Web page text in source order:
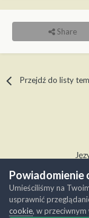
Share
Przejdź do listy
Powiadomienie
Umieściliśmy na
usprawnić
cookie, w przeciwnym